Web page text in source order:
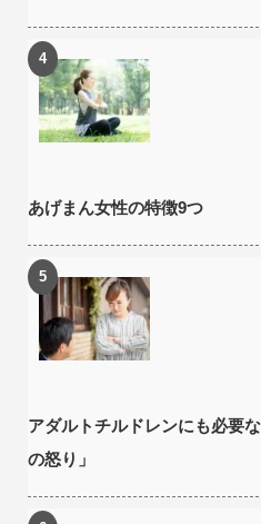
あげまん女性の特徴9つ
アダルトチルドレンにも必要
の怒り」